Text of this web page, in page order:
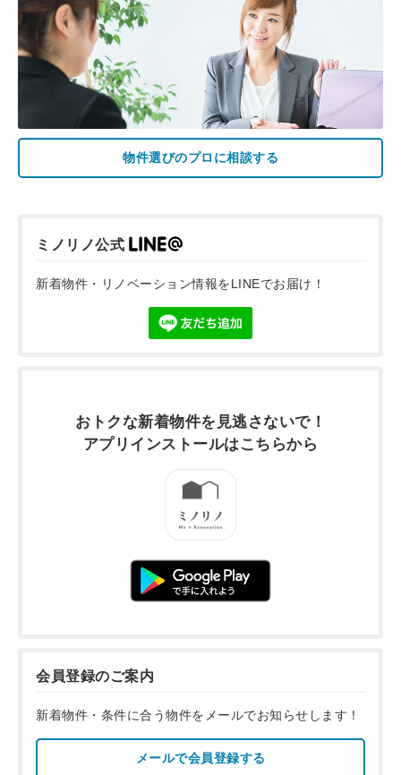
物件選びのプロに相談する
ミノリノ公式
新着物件・リノベーション情報をLINEでお届け！
おトクな新着物件を 見逃さないで！
アプリインストールはこちらから
会員登録のご案内
新着物件・条件に合う物件をメールでお知らせします！
メールで会員登録する